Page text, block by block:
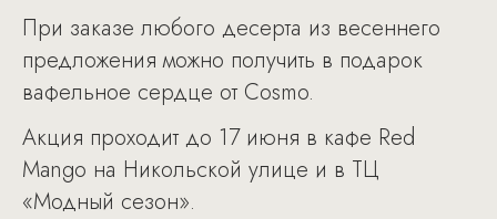
При заказе любого десерта из весеннего
предложения можно получить в подарок
вафельное сердце от Cosmo.
Акция проходит до 17 июня в кафе Red
Mango на Никольской улице и в ТЦ
«Модный сезон».